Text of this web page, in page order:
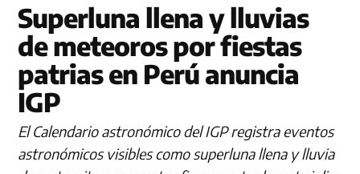
Superluna llena y lluvias
de meteoros por fiestas
patrias en Perú anuncia
IGP
El Calendario astronómico del IGP registra eventos
astronómicos visibles como superluna llena y lluvia